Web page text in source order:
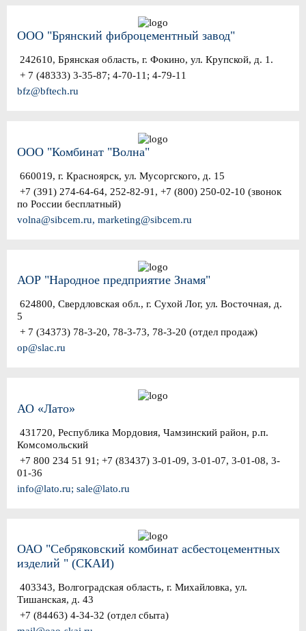
ООО "Брянский фиброцементный завод"
242610, Брянская область, г. Фокино, ул. Крупской, д. 1.
+ 7 (48333) 3-35-87; 4-70-11; 4-79-11
bfz@bftech.ru
ООО "Комбинат "Волна"
660019, г. Красноярск, ул. Мусоргского, д. 15
+7 (391) 274-64-64, 252-82-91, +7 (800) 250-02-10 (звонок
по России бесплатный)
volna@sibcem.ru, marketing@sibcem.ru
АОР "Народное предприятие Знамя"
624800, Свердловская обл., г. Сухой Лог, ул. Восточная, д.
5
+ 7 (34373) 78-3-20, 78-3-73, 78-3-20 (отдел продаж)
op@slac.ru
АО «Лато»
431720, Республика Мордовия, Чамзинский район, р.п.
Комсомольский
+7 800 234 51 91; +7 (83437) 3-01-09, 3-01-07, 3-01-08, 3-
01-36
info@lato.ru; sale@lato.ru
ОАО "Себряковский комбинат асбестоцементных
изделий " (СКАИ)
403343, Волгоградская область, г. Михайловка, ул.
Тишанская, д. 43
+7 (84463) 4-34-32 (отдел сбыта)